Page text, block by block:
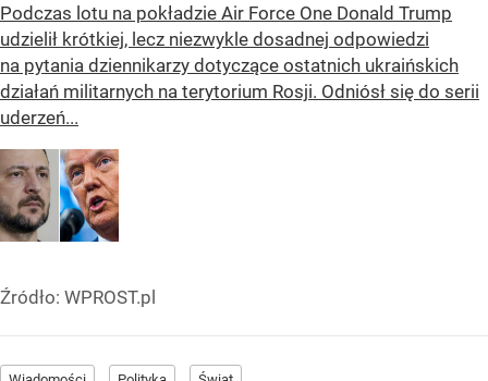
Podczas lotu na pokładzie Air Force One Donald Trump
udzielił krótkiej, lecz niezwykle dosadnej odpowiedzi
na pytania dziennikarzy dotyczące ostatnich ukraińskich
działań militarnych na terytorium Rosji. Odniósł się do serii
uderzeń...
Źródło: WPROST.pl